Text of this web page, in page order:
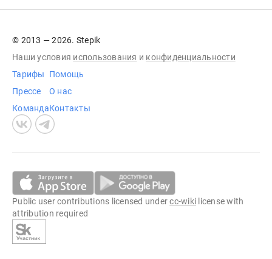
© 2013 — 2026. Stepik
Наши условия использования и конфиденциальности
Тарифы
Прессе
Команда
Помощь
О нас
Контакты
Public user contributions licensed undercc-wiki license with
attribution required